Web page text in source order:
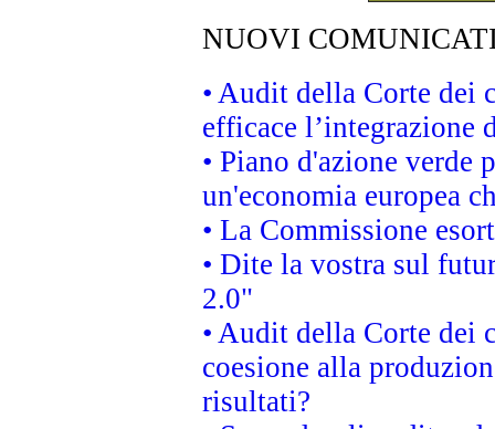
NUOVI
• Audit della Corte dei
efficace l’integrazione
• Piano d'azione verde
un'economia europea
• La Commissione
• Dite la vostra sul
2.0"
• Audit della Corte dei
coesione alla
risultati?